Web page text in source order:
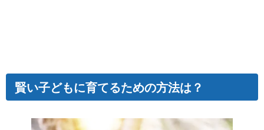
賢い子どもに育てるための方法は？